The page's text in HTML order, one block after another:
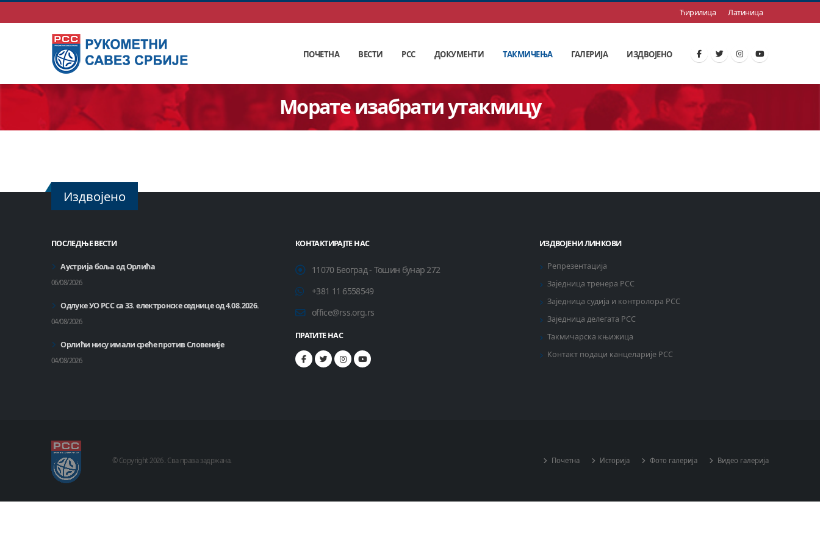
Ћирилица Латиница
ПОЧЕТНА ВЕСТИ РСС ДОКУМЕНТИ ТАКМИЧЕЊА ГАЛЕРИЈА ИЗДВОЈЕНО
Морате изабрати утакмицу
Издвојено
ПОСЛЕДЊЕ ВЕСТИ
Аустрија боља од Орлића
06/08/2026
Одлуке УО РСС са 33. електронске седнице од 4.08.2026.
04/08/2026
Орлићи нису имали среће против Словеније
04/08/2026
КОНТАКТИРАЈТЕ НАС
11070 Београд - Тошин бунар 272
+381 11 6558549
office@rss.org.rs
ПРАТИТЕ НАС
ИЗДВОЈЕНИ ЛИНКОВИ
Репрезентација
Заједница тренера РСС
Заједница судија и контролора РСС
Заједница делегата РСС
Такмичарска књижица
Контакт подаци канцеларије РСС
© Copyright 2026 . Сва права задржана. Почетна Историја Фото галерија Видео галерија